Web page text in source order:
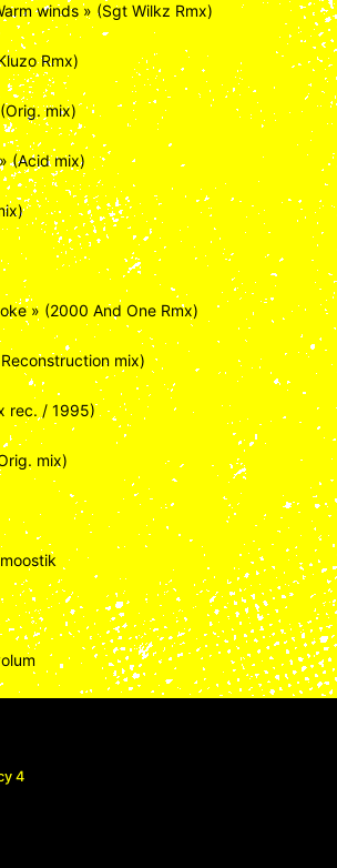
winds » (Sgt Wilkz Rmx)
Rmx)
mix)
(Acid mix)
» (2000 And One Rmx)
mix)
rec. / 1995)
mix)
4